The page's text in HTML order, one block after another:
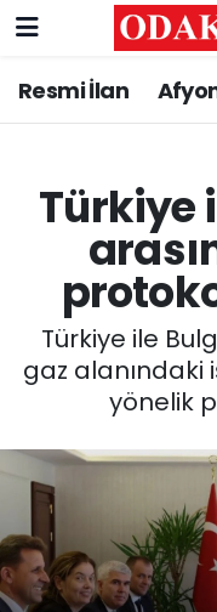
Resmi İlan
Türkiye
Türkiye ile
gaz alanındaki
yönelik
ASAYİŞ
GÜNCEL
SİYASET
EĞİTİM
MAGAZİN
SAĞLIK
SPOR
Nöbetçi
Trafik
Süper Lig
Tüm
Son Dakika
Haber Arşivi